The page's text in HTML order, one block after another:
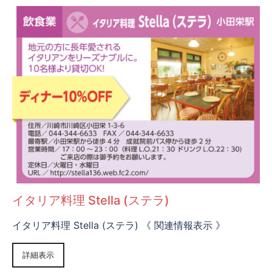
イタリア料理 Stella (ステラ)
イタリア料理 Stella (ステラ) 《 関連情報表示 》
詳細表示